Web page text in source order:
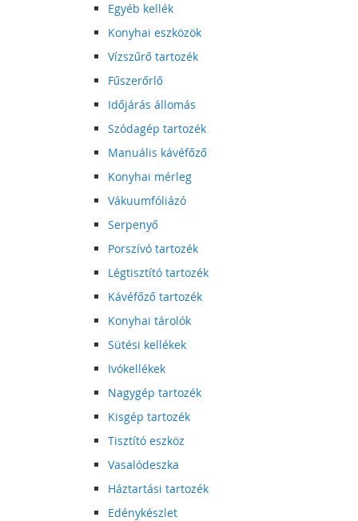
Egyéb kellék
Konyhai eszközök
Vízszűrő tartozék
Fűszerőrlő
Időjárás állomás
Szódagép tartozék
Manuális kávéfőző
Konyhai mérleg
Vákuumfóliázó
Serpenyő
Porszívó tartozék
Légtisztító tartozék
Kávéfőző tartozék
Konyhai tárolók
Sütési kellékek
Ivókellékek
Nagygép tartozék
Kisgép tartozék
Tisztító eszköz
Vasalódeszka
Háztartási tartozék
Edénykészlet